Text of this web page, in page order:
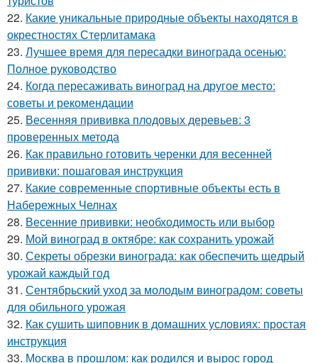
22. Какие уникальные природные объекты находятся в
окрестностях Стерлитамака
23. Лучшее время для пересадки винограда осенью:
Полное руководство
24. Когда пересаживать виноград на другое место:
советы и рекомендации
25. Весенняя прививка плодовых деревьев: 3
проверенных метода
26. Как правильно готовить черенки для весенней
прививки: пошаговая инструкция
27. Какие современные спортивные объекты есть в
Набережных Челнах
28. Весенние прививки: необходимость или выбор
29. Мой виноград в октябре: как сохранить урожай
30. Секреты обрезки винограда: как обеспечить щедрый
урожай каждый год
31. Сентябрьский уход за молодым виноградом: советы
для обильного урожая
32. Как сушить шиповник в домашних условиях: простая
инструкция
33. Москва в прошлом: как родился и вырос город